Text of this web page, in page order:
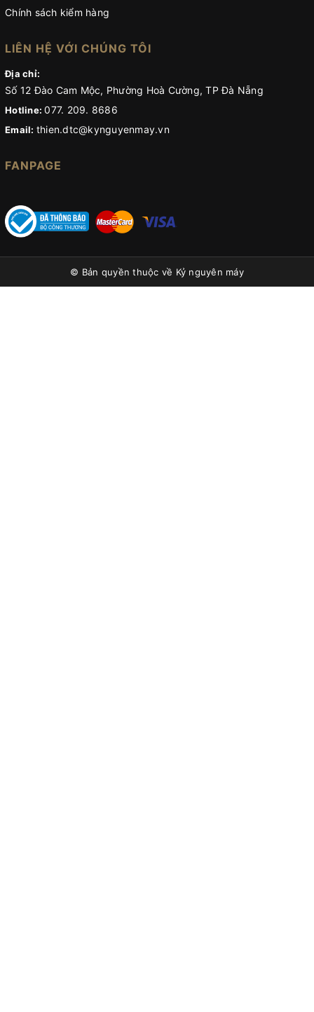
Chính sách kiểm hàng
LIÊN HỆ VỚI CHÚNG TÔI
Địa chỉ:
Số 12 Đào Cam Mộc, Phường Hoà Cường, TP Đà Nẵng
Hotline:077. 209. 8686
Email: thien.dtc@kynguyenmay.vn
FANPAGE
© Bản quyền thuộc về Kỷ nguyên máy